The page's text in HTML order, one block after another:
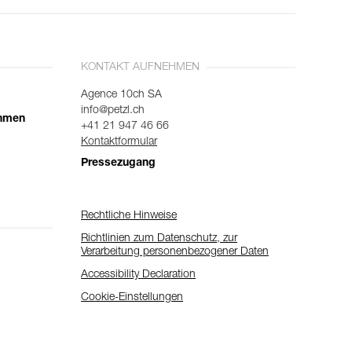
KONTAKT AUFNEHMEN
Agence 10ch SA
info@petzl.ch
+41 21 947 46 66
Kontaktformular
Pressezugang
Rechtliche Hinweise
Richtlinien zum Datenschutz, zur
Verarbeitung personenbezogener Daten
Accessibility Declaration
Cookie-Einstellungen